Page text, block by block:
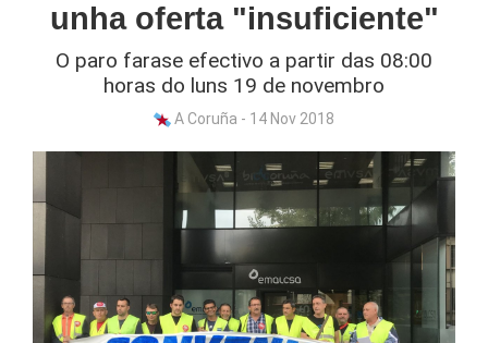
unha oferta "insuficiente"
O paro farase efectivo a partir das 08:00
horas do luns 19 de novembro
A Coruña - 14 Nov 2018